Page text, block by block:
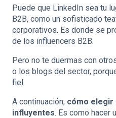
Puede que LinkedIn sea tu
B2B, como un sofisticado
corporativos. Es donde se
de los influencers B2B.
Pero no te duermas con
o los blogs del sector,
fiel.
A continuación, cómo elegir
influyentes. Es como hacer